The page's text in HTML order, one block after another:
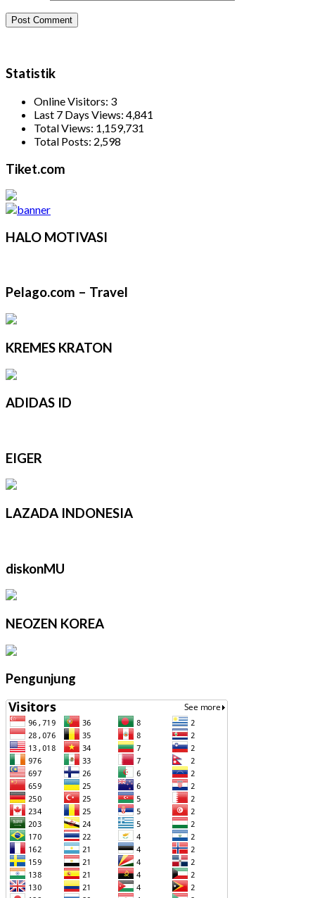
Statistik
Online Visitors: 3
Last 7 Days Views: 4,841
Total Views: 1,159,731
Total Posts: 2,598
Tiket.com
HALO MOTIVASI
Pelago.com – Travel
KREMES KRATON
ADIDAS ID
EIGER
LAZADA INDONESIA
diskonMU
NEOZEN KOREA
Pengunjung